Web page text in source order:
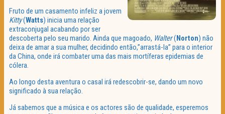
Fruto de um casamento infeliz a jovem
Kitty(Watts) inicia uma relação
extraconjugal acabando por ser
descoberta pelo seu marido. Ainda que magoado, Walter(Norton) não
deixa de amar a sua mulher, decidindo então,”arrastá-la” para o interior
da China, onde irá combater uma das mais mortíferas epidemias de
cólera.
Ao longo desta aventura o casal irá redescobrir-se, dando um novo
significado à sua relação.
Já sabemos que a música e os actores são de qualidade, esperemos